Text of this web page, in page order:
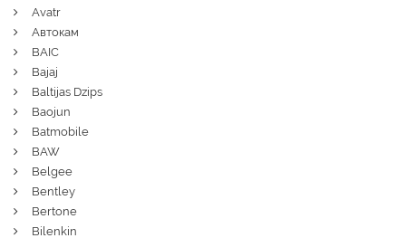
Avatr
Автокам
BAIC
Bajaj
Baltijas Dzips
Baojun
Batmobile
BAW
Belgee
Bentley
Bertone
Bilenkin